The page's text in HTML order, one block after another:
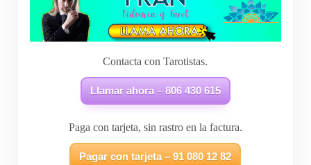
Contacta con Tarotistas.
Llamar ahora – 806 430 615
Paga con tarjeta, sin rastro en la factura.
Pagar con tarjeta – 91 080 12 82